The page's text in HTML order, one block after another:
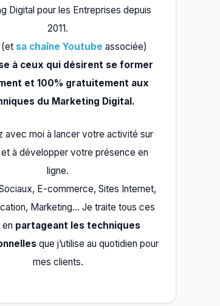
Digital pour les Entreprises depuis
2011.
(et sa chaîne Youtube associée)
à ceux qui désirent se former
et 100% gratuitement aux
du Marketing Digital.
avec moi à lancer votre activité sur
à développer votre présence en
ligne.
E-commerce, Sites Internet,
Marketing… Je traite tous ces
partageant les techniques
que j’utilise au quotidien pour
mes clients.